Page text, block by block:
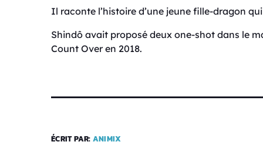
Il raconte l’histoire d’une jeune fille-dragon
Shindô avait proposé deux one-shot dans le
Count Over en 2018.
ÉCRIT PAR: ANIMIX